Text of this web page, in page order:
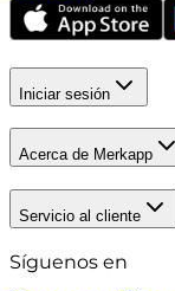
Iniciar sesión
Acerca de Merkapp
Servicio al cliente
Síguenos en